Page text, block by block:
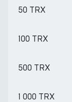
50 TRX
100 TRX
500 TRX
1 000 TRX